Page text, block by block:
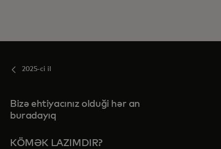
2025-ci il
Bizə ehtiyacınız olduği hər an
buradayıq
KÖMƏK LAZIMDIR?